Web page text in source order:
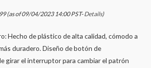
(as of 09/04/2023 14:00 PST-Details)
Hecho de plástico de alta calidad, cómodo a
duradero. Diseño de botón de
girar el interruptor para cambiar el patrón